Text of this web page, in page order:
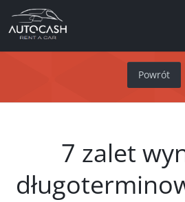
Powrót
7 zalet